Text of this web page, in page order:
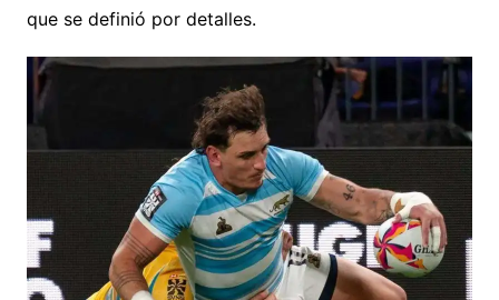
que se definió por detalles.